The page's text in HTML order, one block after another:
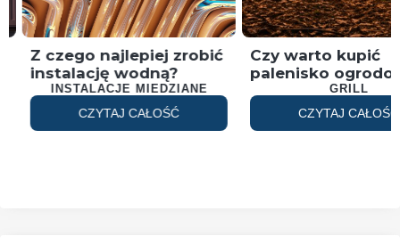
INSTALACJE MIEDZIANE
Z czego najlepiej zrobić
instalację wodną?
CZYTAJ CAŁOŚĆ
GRILL
Czy warto kupić
palenisko
CZYTAJ CAŁOŚĆ